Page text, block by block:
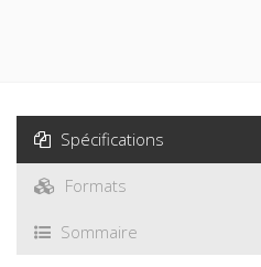
Spécifications
Formats
Sommaire